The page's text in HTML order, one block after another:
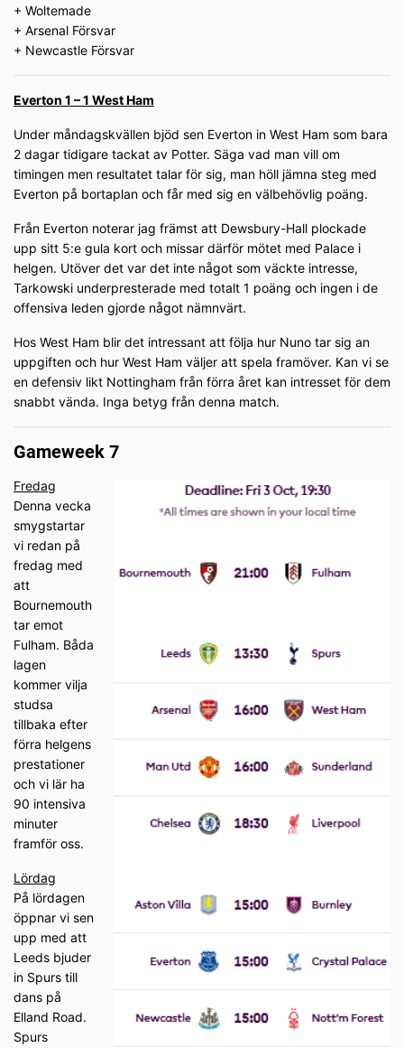
+ Woltemade
+ Arsenal Försvar
+ Newcastle Försvar
Everton 1 – 1 West Ham
Under måndagskvällen bjöd sen Everton in West Ham som bara
2 dagar tidigare tackat av Potter. Säga vad man vill om
timingen men resultatet talar för sig, man höll jämna steg med
Everton på bortaplan och får med sig en välbehövlig poäng.
Från Everton noterar jag främst att Dewsbury-Hall plockade
upp sitt 5:e gula kort och missar därför mötet med Palace i
helgen. Utöver det var det inte något som väckte intresse,
Tarkowski underpresterade med totalt 1 poäng och ingen i de
offensiva leden gjorde något nämnvärt.
Hos West Ham blir det intressant att följa hur Nuno tar sig an
uppgiften och hur West Ham väljer att spela framöver. Kan vi se
en defensiv likt Nottingham från förra året kan intresset för dem
snabbt vända. Inga betyg från denna match.
Gameweek 7
Fredag
Denna vecka
smygstartar
vi redan på
fredag med
att
Bournemouth
tar emot
Fulham. Båda
lagen
kommer vilja
studsa
tillbaka efter
förra helgens
prestationer
och vi lär ha
90 intensiva
minuter
framför oss.
Lördag
På lördagen
öppnar vi sen
upp med att
Leeds bjuder
in Spurs till
dans på
Elland Road.
Spurs